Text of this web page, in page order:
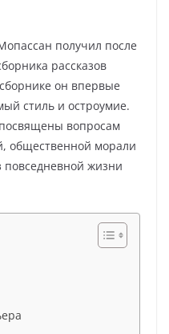
получил после
рассказов
он впервые
стиль и остроумие.
вопросам
общественной морали
повседневной жизни